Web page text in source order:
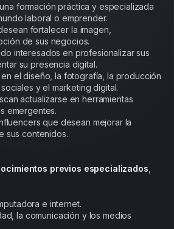
formación práctica y especializada
laboral o emprender.
fortalecer la imagen,
de sus negocios.
interesados en profesionalizar sus
su presencia digital.
el diseño, la fotografía, la producción
y el marketing digital.
actualizarse en herramientas
emergentes.
que desean mejorar la
sus contenidos.
previos especializados
e internet.
la comunicación y los medios